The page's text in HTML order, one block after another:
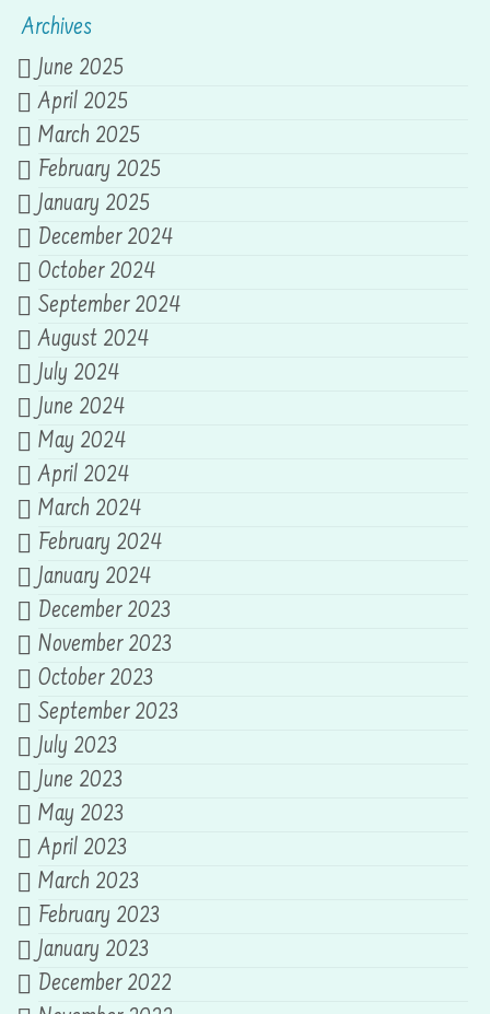
Archives
June 2025
April 2025
March 2025
February 2025
January 2025
December 2024
October 2024
September 2024
August 2024
July 2024
June 2024
May 2024
April 2024
March 2024
February 2024
January 2024
December 2023
November 2023
October 2023
September 2023
July 2023
June 2023
May 2023
April 2023
March 2023
February 2023
January 2023
December 2022